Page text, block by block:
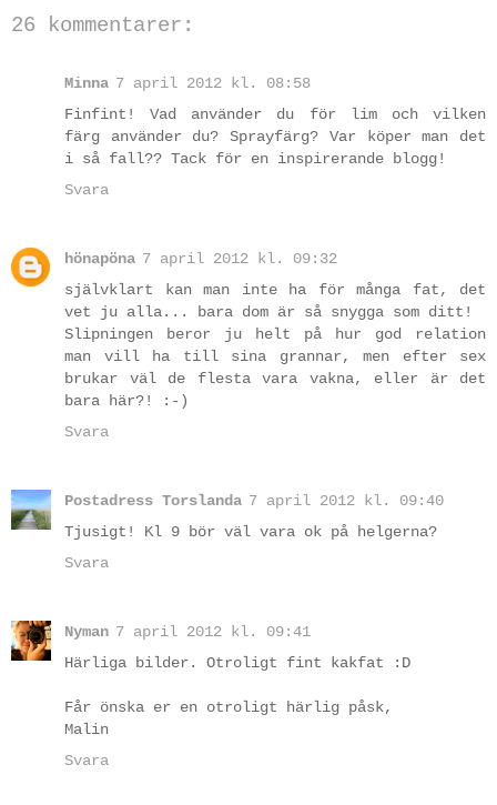
26 kommentarer:
Minna 7 april 2012 kl. 08:58
Finfint! Vad använder du för lim och vilken
färg använder du? Sprayfärg? Var köper man det
i så fall?? Tack för en inspirerande blogg!
Svara
hönapöna 7 april 2012 kl. 09:32
självklart kan man inte ha för många fat, det
vet ju alla... bara dom är så snygga som ditt!
Slipningen beror ju helt på hur god relation
man vill ha till sina grannar, men efter sex
brukar väl de flesta vara vakna, eller är det
bara här?! :-)
Svara
Postadress Torslanda 7 april 2012 kl. 09:40
Tjusigt! Kl 9 bör väl vara ok på helgerna?
Svara
Nyman 7 april 2012 kl. 09:41
Härliga bilder. Otroligt fint kakfat :D
Får önska er en otroligt härlig påsk,
Malin
Svara